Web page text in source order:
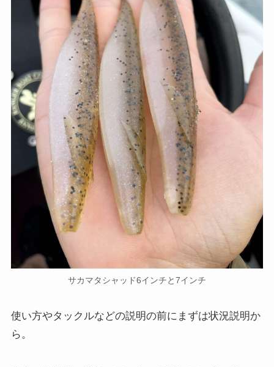
サカマタシャッド6インチと7インチ
使い方やタックルなどの説明の前にまずは状況説明か
ら。